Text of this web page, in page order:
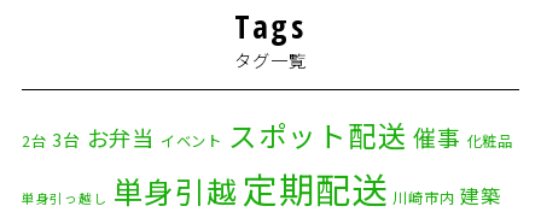
2026年1月
2025年11月(4)
2025年10月(9)
Tags
タグ一覧
2台 3台 お弁当 イベント スポット配送 催事 化粧品
単身引っ越し 単身引越 定期配送 川崎市内 建築